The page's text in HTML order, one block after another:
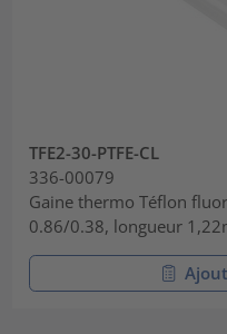
TFE2-30-PTFE-CL
336-00079
Gaine thermo Téflon
0.86/0.38, longueur